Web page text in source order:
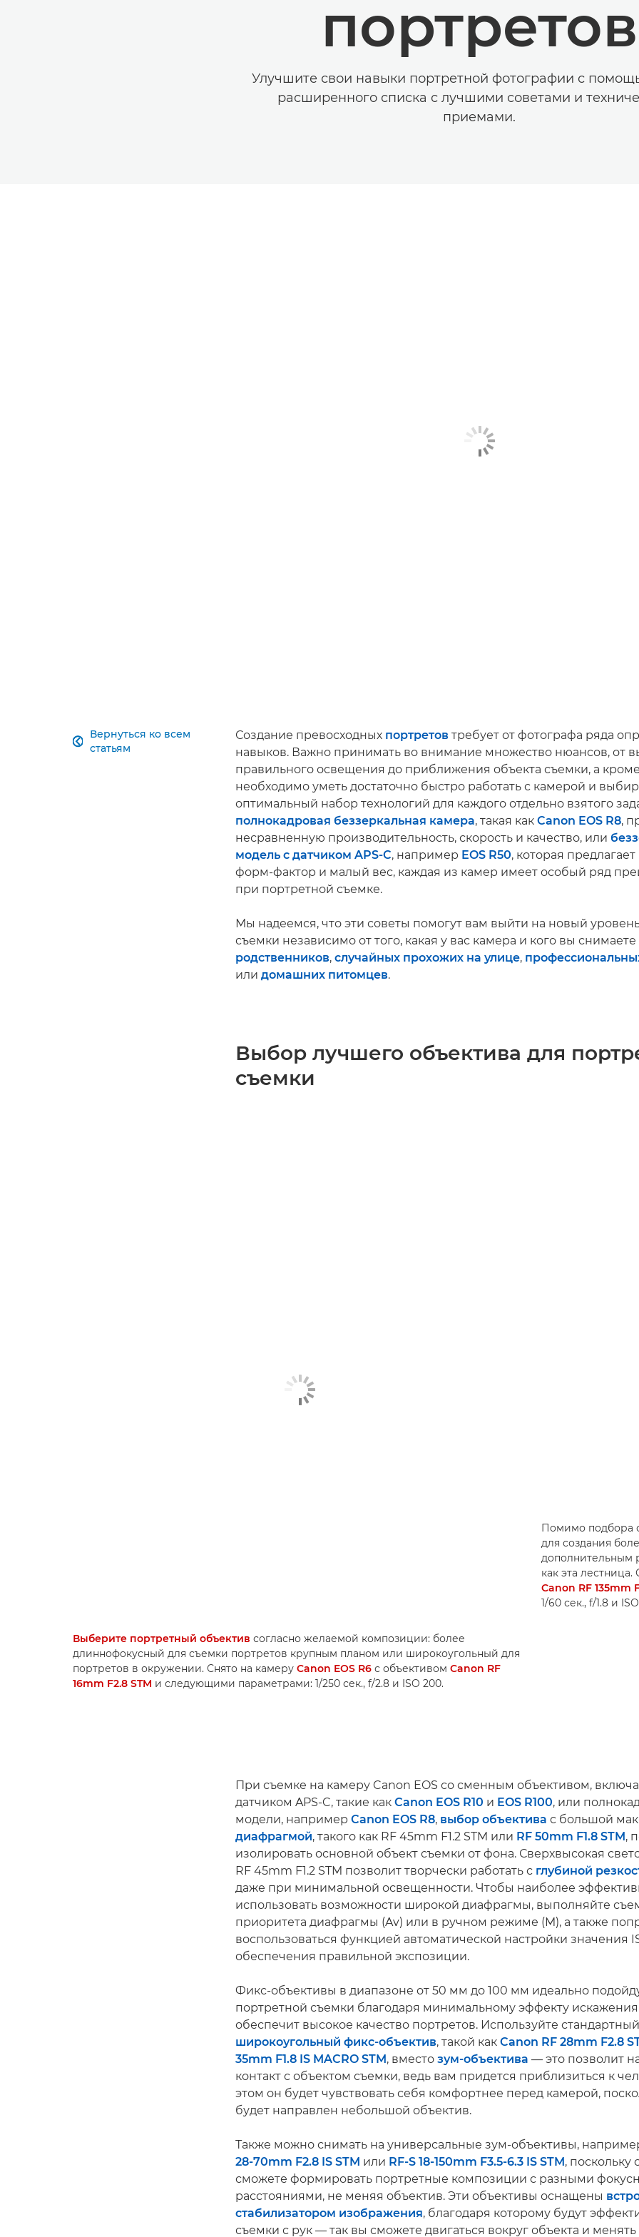
портретов
Улучшите свои навыки портретной фотографии с
расширенного списка с лучшими советами и
приемами.
Вернуться ко всем
статьям
 Создание превосходных портретов требует от фотографа ряда
навыков. Важно принимать во внимание множество нюансов, от
правильного освещения до приближения объекта съемки, а
необходимо уметь достаточно быстро работать с камерой и
оптимальный набор технологий для каждого отдельно взятого
полнокадровая беззеркальная камера, такая как Canon EOS R8,
несравненную производительность, скорость и качество, или
модель с датчиком APS-C, например EOS R50, которая
форм-фактор и малый вес, каждая из камер имеет особый ряд
при портретной съемке.
Мы надеемся, что эти советы помогут вам выйти на новый
съемки независимо от того, какая у вас камера и кого вы
родственников, случайных прохожих на улице,
или домашних питомцев.
Выбор лучшего объектива для
съемки
Выберите портретный объектив согласно желаемой композиции: более
длиннофокусный для съемки портретов крупным планом или широкоугольный для
портретов в окружении. Снято на камеру Canon EOS R6 с объективом Canon RF
16mm F2.8 STM и следующими параметрами: 1/250 сек., f/2.8 и ISO 200.
Помимо подбора
для создания
дополнительным
как эта
Canon RF 135mm
1/60 сек., f/1.8 и
При съемке на камеру Canon EOS со сменным объективом,
датчиком APS-C, такие как Canon EOS R10 и EOS R100, или
модели, например Canon EOS R8, выбор объектива с большой
диафрагмой, такого как RF 45mm F1.2 STM или RF 50mm F1.8 STM,
изолировать основной объект съемки от фона. Сверхвысокая
RF 45mm F1.2 STM позволит творчески работать с глубиной
даже при минимальной освещенности. Чтобы наиболее
использовать возможности широкой диафрагмы, выполняйте
приоритета диафрагмы (Av) или в ручном режиме (M), а также
воспользоваться функцией автоматической настройки значения
обеспечения правильной экспозиции.
Фикс-объективы в диапазоне от 50 мм до 100 мм идеально
портретной съемки благодаря минимальному эффекту
обеспечит высокое качество портретов. Используйте
широкоугольный фикс-объектив, такой как Canon RF 28mm F2.8
35mm F1.8 IS MACRO STM, вместо зум-объектива — это позволит
контакт с объектом съемки, ведь вам придется приблизиться к
этом он будет чувствовать себя комфортнее перед камерой,
будет направлен небольшой объектив.
Также можно снимать на универсальные зум-объективы,
28-70mm F2.8 IS STM или RF-S 18-150mm F3.5-6.3 IS STM, поскольку
сможете формировать портретные композиции с разными
расстояниями, не меняя объектив. Эти объективы оснащены
стабилизатором изображения, благодаря которому будут
съемки с рук — так вы сможете двигаться вокруг объекта и